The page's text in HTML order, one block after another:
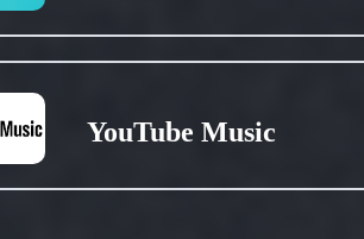
YouTube Music